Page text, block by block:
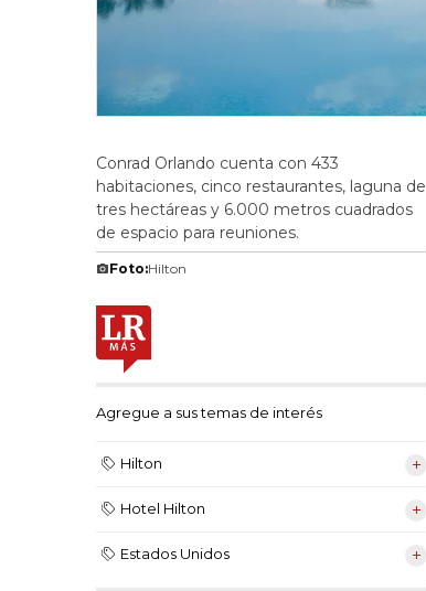
Conrad Orlando cuenta con 433
habitaciones, cinco restaurantes, laguna de
tres hectáreas y 6.000 metros cuadrados
de espacio para reuniones.
Foto:Hilton
Agregue a sus temas de interés
Hilton
Hotel Hilton
Estados Unidos